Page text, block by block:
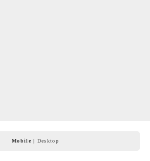
Mobile | Desktop